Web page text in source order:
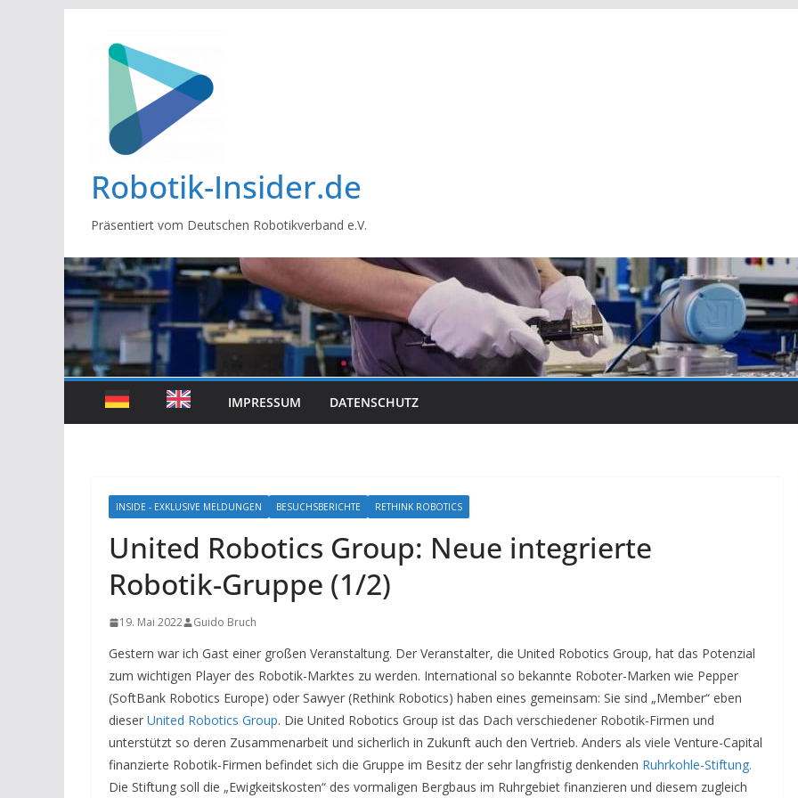
springen
Robotik-Insider.de
Präsentiert vom Deutschen Robotikverband e.V.
IMPRESSUM DATENSCHUTZ
INSIDE - EXKLUSIVE MELDUNGEN BESUCHSBERICHTE RETHINK ROBOTICS
United Robotics Group: Neue integrierte
Robotik-Gruppe (1/2)
19. Mai 2022 Guido Bruch
Gestern war ich Gast einer großen Veranstaltung. Der Veranstalter, die United Robotics Group, hat das Potenzial
zum wichtigen Player des Robotik-Marktes zu werden. International so bekannte Roboter-Marken wie Pepper
(SoftBank Robotics Europe) oder Sawyer (Rethink Robotics) haben eines gemeinsam: Sie sind „Member“ eben
dieser United Robotics Group. Die United Robotics Group ist das Dach verschiedener Robotik-Firmen und
unterstützt so deren Zusammenarbeit und sicherlich in Zukunft auch den Vertrieb. Anders als viele Venture-Capital
finanzierte Robotik-Firmen befindet sich die Gruppe im Besitz der sehr langfristig denkenden Ruhrkohle-Stiftung.
Die Stiftung soll die „Ewigkeitskosten“ des vormaligen Bergbaus im Ruhrgebiet finanzieren und diesem zugleich